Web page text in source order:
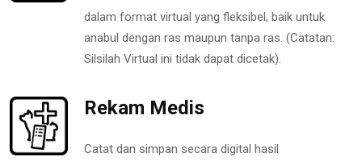
dalam format virtual yang fleksibel, baik untuk
anabul dengan ras maupun tanpa ras. (Catatan:
Silsilah Virtual ini tidak dapat dicetak).
Rekam Medis
Catat dan simpan secara digital hasil